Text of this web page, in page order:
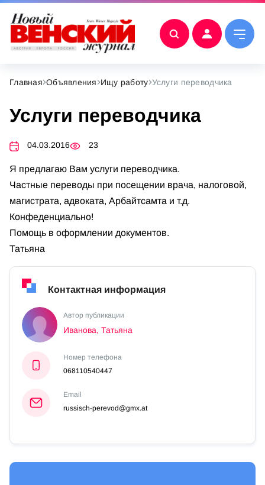
Главная Объявления Ищу работу Услуги переводчика
Услуги переводчика
04.03.2016 23
Я предлагаю Вам услуги переводчика.
Частные переводы при посещении врача, налоговой,
магистрата, адвоката, Aрбайтсамта и т.д.
Конфеденциально!
Помощь в оформлении документов.
Татьяна
Контактная информация
Автор публикации
Иванова, Татьяна
Номер телефона
068110540447
Email
russisch-perevod@gmx.at